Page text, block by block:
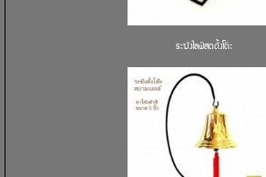
ระฆังไลฟ์สดตั้งโต๊ะ